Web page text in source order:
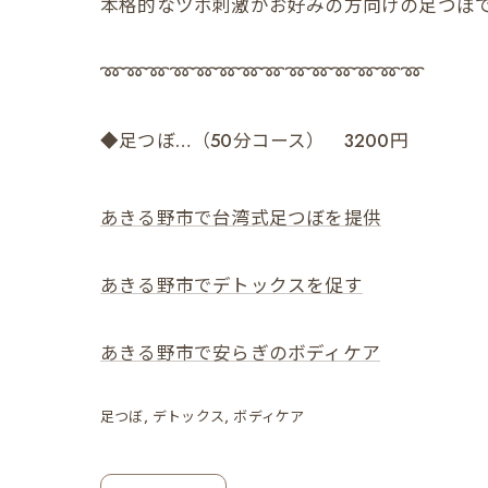
➿➿➿➿➿➿➿➿➿➿➿➿➿➿
◆足つぼ…（50分コース） 3200円
あきる野市で台湾式足つぼを提供
あきる野市でデトックスを促す
あきる野市で安らぎのボディケア
足つぼ デトックス ボディケア